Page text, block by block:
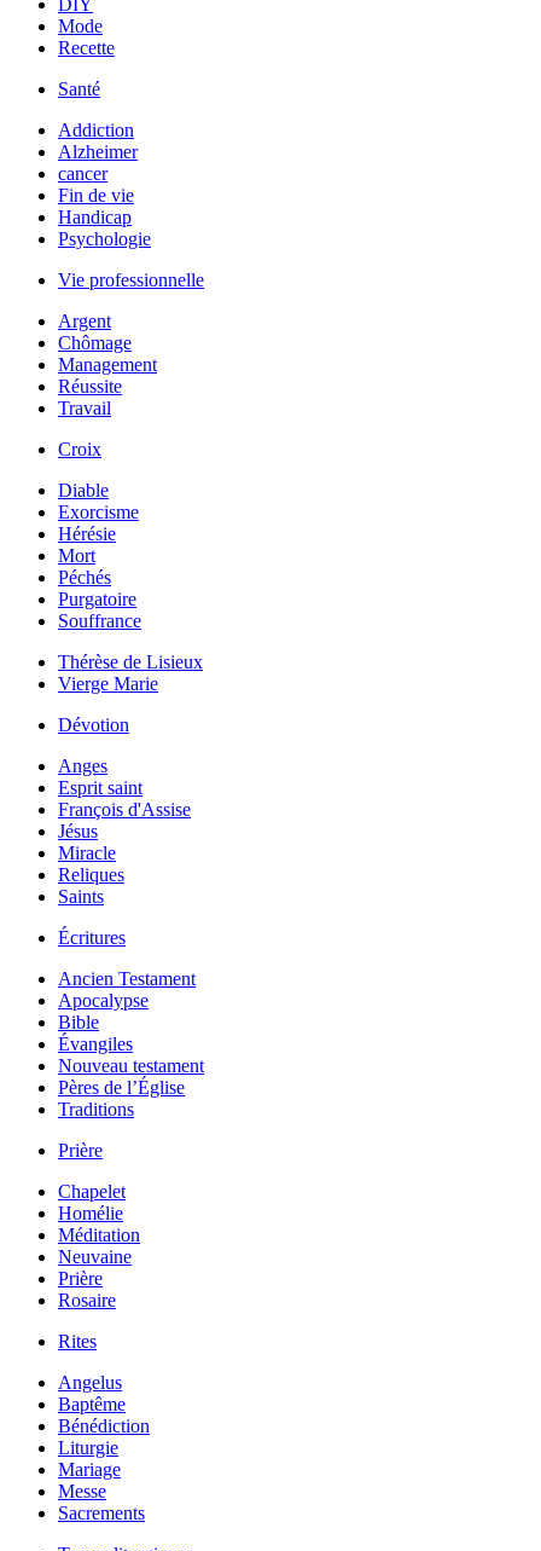
DIY
Mode
Recette
Santé
Addiction
Alzheimer
cancer
Fin de vie
Handicap
Psychologie
Vie professionnelle
Argent
Chômage
Management
Réussite
Travail
Croix
Diable
Exorcisme
Hérésie
Mort
Péchés
Purgatoire
Souffrance
Thérèse de Lisieux
Vierge Marie
Dévotion
Anges
Esprit saint
François d'Assise
Jésus
Miracle
Reliques
Saints
Écritures
Ancien Testament
Apocalypse
Bible
Évangiles
Nouveau testament
Pères de l’Église
Traditions
Prière
Chapelet
Homélie
Méditation
Neuvaine
Prière
Rosaire
Rites
Angelus
Baptême
Bénédiction
Liturgie
Mariage
Messe
Sacrements